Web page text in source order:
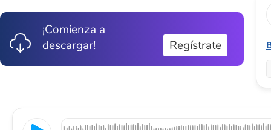
¡Comienza a
descargar!
Regístrate